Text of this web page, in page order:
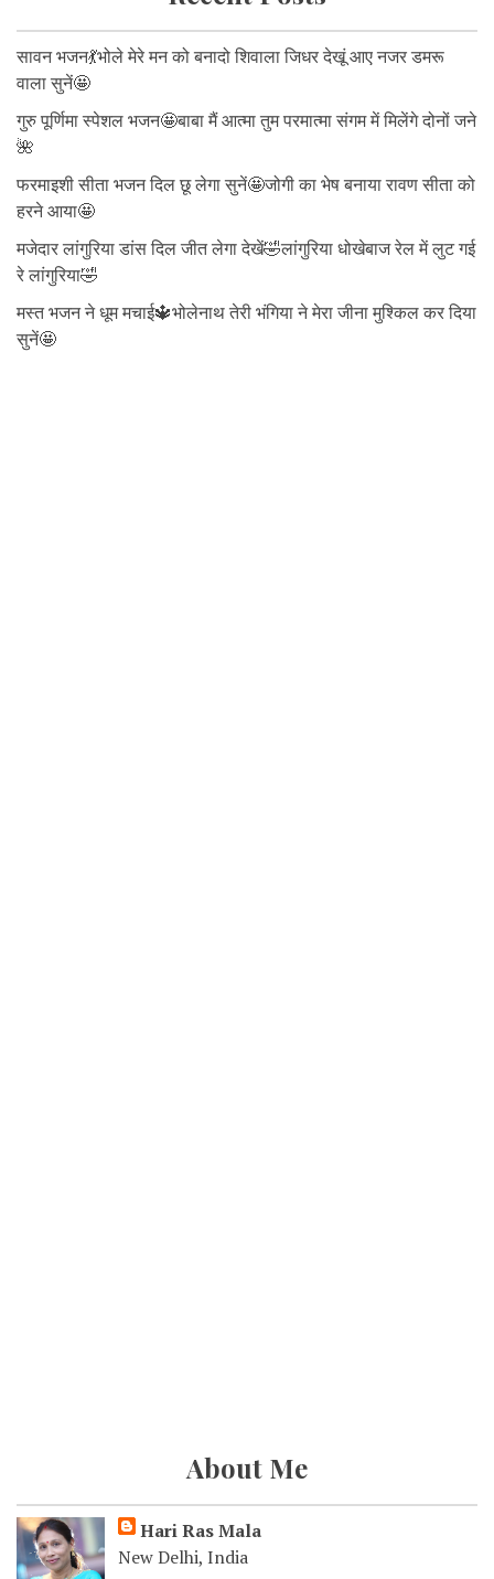
सावन भजन💃भोले मेरे मन को बनादो शिवाला जिधर देखूं आए नजर डमरू
वाला सुनें🤩
गुरु पूर्णिमा स्पेशल भजन🤩बाबा मैं आत्मा तुम परमात्मा संगम में मिलेंगे दोनों जने
🌺
फरमाइशी सीता भजन दिल छू लेगा सुनें🤩जोगी का भेष बनाया रावण सीता को
हरने आया🤩
मजेदार लांगुरिया डांस दिल जीत लेगा देखें🤣लांगुरिया धोखेबाज रेल में लुट गई
रे लांगुरिया🤣
मस्त भजन ने धूम मचाई🔱भोलेनाथ तेरी भंगिया ने मेरा जीना मुश्किल कर दिया
सुनें🤩
About Me
Hari Ras Mala
New Delhi, India